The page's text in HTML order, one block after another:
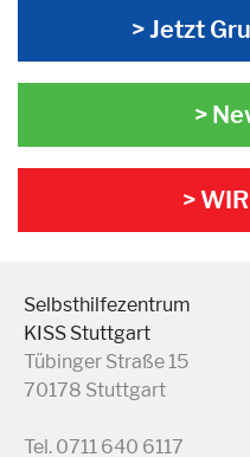
> Jetzt
>
>
Selbsthilfezentrum
KISS Stuttgart
Tübinger Straße 15
70178 Stuttgart
Tel. 0711 640 6117